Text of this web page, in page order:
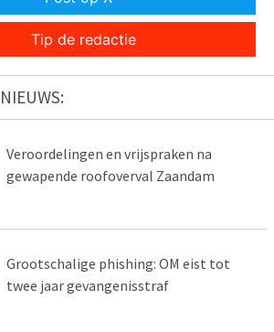
Tip de redactie
Veroordelingen en vrijspraken na
gewapende roofoverval Zaandam
Grootschalige phishing: OM eist tot
twee jaar gevangenisstraf